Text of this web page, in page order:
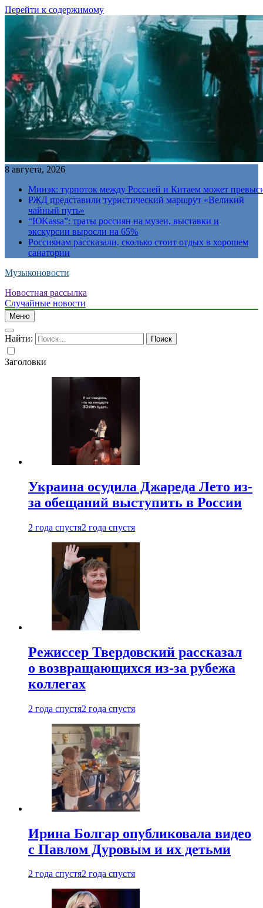
Перейти к содержимому
8 августа, 2026
Минэк: турпоток между Россией и Китаем может
РЖД представили туристический маршрут «Великий
чайный путь»
“ЮKassa”: траты россиян на музеи, выставки и
экскурсии выросли на 65%
Россиянам рассказали, сколько стоит отдых в хорошем
санатории
Музыконовости
Новостная рассылка
Случайные новости
Меню
Найти:
Заголовки
Украина осудила Джареда Лето из-
за обещаний выступить в России
2 года спустя2 года спустя
Режиссер Твердовский рассказал
о возвращающихся из-за рубежа
коллегах
2 года спустя2 года спустя
Ирина Болгар опубликовала видео
с Павлом Дуровым и их детьми
2 года спустя2 года спустя